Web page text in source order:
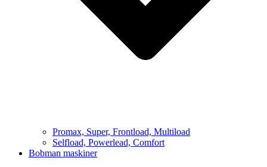
Promax, Super, Frontload, Multiload
Selfload, Powerlead, Comfort
Bobman maskiner